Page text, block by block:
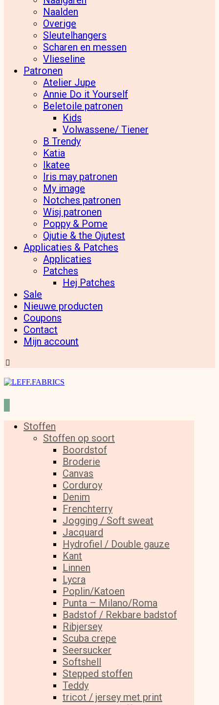
Naalden
Overige
Sleutelhangers
Scharen en messen
Vlieseline
Patronen
Atelier Jupe
Annie Do it Yourself
Beletoile patronen
Kids
Volwassene/ Tiener
B Trendy
Katia
Ikatee
Iris may patronen
My image
Notches patronen
Wisj patronen
Poppy & Pome
Qjutie & the Qjutest
Applicaties & Patches
Applicaties
Patches
Hej Patches
Sale
Nieuwe producten
Coupons
Contact
Mijn account
Stoffen
Stoffen op soort
Boordstof
Broderie
Canvas
Corduroy
Denim
Frenchterry
Jogging / Soft sweat
Jacquard
Hydrofiel / Double gauze
Kant
Linnen
Lycra
Poplin/Katoen
Punta – Milano/Roma
Badstof / Rekbare badstof
Ribjersey
Scuba crepe
Seersucker
Softshell
Stepped stoffen
Teddy
tricot / jersey met print